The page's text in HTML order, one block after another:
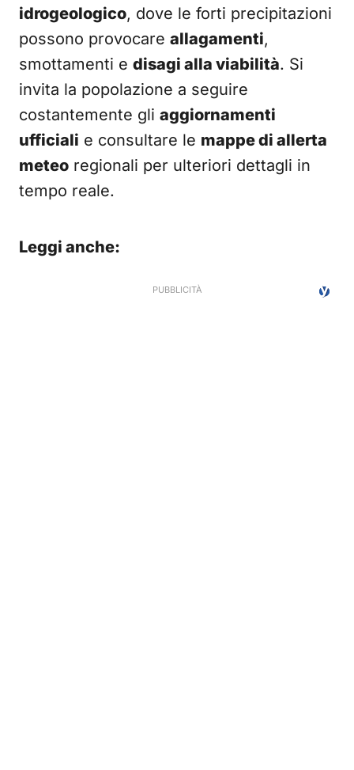
idrogeologico, dove le forti precipitazioni
possono provocare allagamenti,
smottamenti e disagi alla viabilità. Si
invita la popolazione a seguire
costantemente gli aggiornamenti
ufficiali e consultare le mappe di allerta
meteo regionali per ulteriori dettagli in
tempo reale.
Leggi anche: